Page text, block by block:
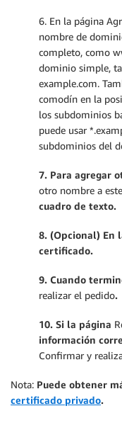
6. En la página
nombre de
completo, como
dominio simple,
example.com.
comodín en la
los subdominios
puede usar
subdominios del
7. Para agregar
otro nombre a
cuadro de texto.
8. (Opcional) En
certificado.
9. Cuando
realizar el pedido.
10. Si la página
información
Confirmar y
Nota: Puede obtener
certificado privado.